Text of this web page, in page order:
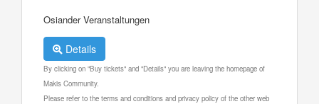
Osiander Veranstaltungen
Details
By clicking on "Buy tickets" and "Details" you are leaving the homepage of
Makis Community.
Please refer to the terms and conditions and privacy policy of the other web